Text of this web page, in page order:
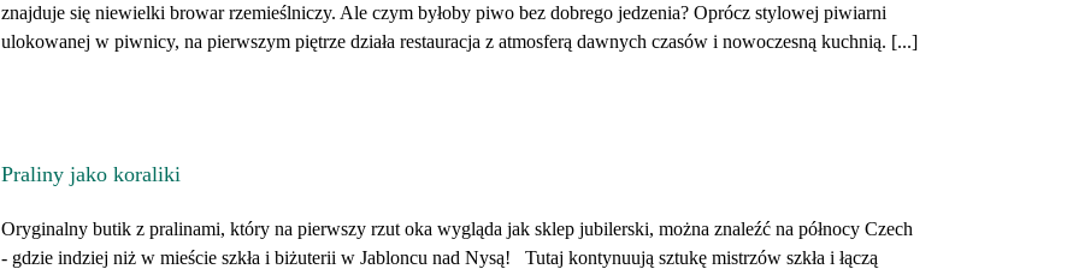
znajduje się niewielki browar rzemieślniczy. Ale czym byłoby piwo bez dobrego jedzenia? Oprócz stylowej piwiarni
ulokowanej w piwnicy, na pierwszym piętrze działa restauracja z atmosferą dawnych czasów i nowoczesną kuchnią. [...]
Praliny jako koraliki
Oryginalny butik z pralinami, który na pierwszy rzut oka wygląda jak sklep jubilerski, można znaleźć na północy Czech
- gdzie indziej niż w mieście szkła i biżuterii w Jabloncu nad Nysą! Tutaj kontynuują sztukę mistrzów szkła i łączą